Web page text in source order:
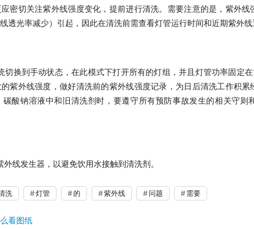
密切关注紫外线强度变化，提前进行清洗。需要注意的是，紫外线
透光率减少）引起，因此在清洗前需查看灯管运行时间和近期紫外线
切换到手动状态，在此模式下打开所有的灯组，并且灯管功率固定在
紫外线强度，做好清洗前的紫外线强度记录，为日后清洗工作积累
酸钠溶液中和旧清洗剂时，要遵守所有预防事故发生的相关守则
线发生器，以避免饮用水接触到清洗剂。
洗 灯管 的 紫外线 问题 需要
看图纸